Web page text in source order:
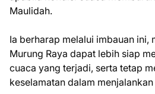
Maulidah.
Ia berharap melalui imbauan ini,
Murung Raya dapat lebih siap
cuaca yang terjadi, serta tetap
keselamatan dalam